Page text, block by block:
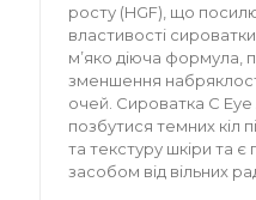
росту (HGF), що
властивості
м’яко діюча формула,
зменшення
очей. Сироватка C
позбутися темних кіл
та текстуру шкіри та
засобом від вільних